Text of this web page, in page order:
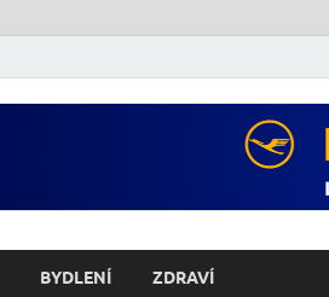
BYDLENÍ ZDRAVÍ